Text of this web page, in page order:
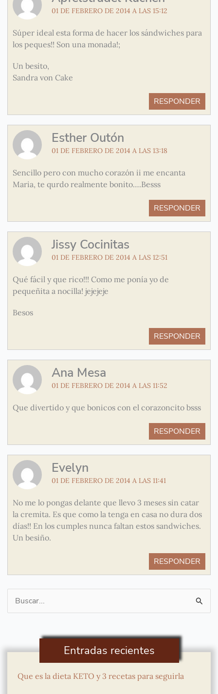
01 DE FEBRERO DE 2014 A LAS 15:12
Súper ideal esta forma de hacer los sándwiches para
los peques!! Son una monada!;
Un besito,
Sandra von Cake
RESPONDER
Esther Outón
01 DE FEBRERO DE 2014 A LAS 13:18
Sencillo pero con mucho corazón ii me encanta
Maria, te qurdo realmente bonito….Besss
RESPONDER
Jissy Cocinitas
01 DE FEBRERO DE 2014 A LAS 12:51
Qué fácil y que rico!!! Como me ponía yo de
pequeñita a nocilla! jejejeje
Besos
RESPONDER
Ana Mesa
01 DE FEBRERO DE 2014 A LAS 11:52
Que divertido y que bonicos con el corazoncito bsss
RESPONDER
Evelyn
01 DE FEBRERO DE 2014 A LAS 11:41
No me lo pongas delante que llevo 3 meses sin catar
la cremita. Es que como la tenga en casa no dura dos
días!! En los cumples nunca faltan estos sandwiches.
Un besiño.
RESPONDER
Buscar
por:
Entradas recientes
Que es la dieta KETO y 3 recetas para seguirla